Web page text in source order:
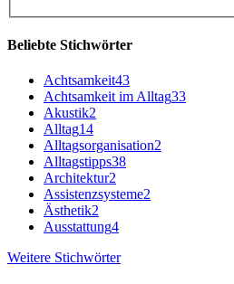
Beliebte Stichwörter
Achtsamkeit43
Achtsamkeit im Alltag33
Akustik2
Alltag14
Alltagsorganisation2
Alltagstipps38
Architektur2
Assistenzsysteme2
Ästhetik2
Ausstattung4
Weitere Stichwörter